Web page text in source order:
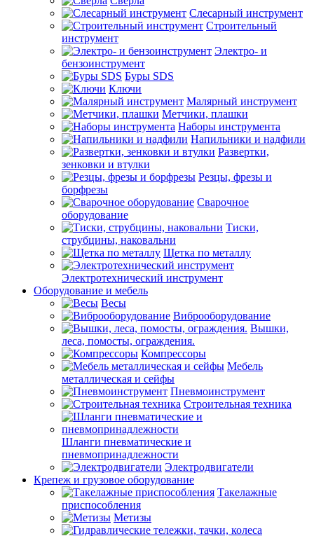
Слесарный инструмент
Строительный
инструмент
Электро- и
бензоинструмент
Буры SDS
Ключи
Малярный инструмент
Метчики, плашки
Наборы инструмента
Напильники и надфили
Развертки,
зенковки и втулки
Резцы, фрезы и
борфрезы
Сварочное
оборудование
Тиски,
струбцины, наковальни
Щетка по металлу
Электротехнический инструмент
Оборудование и мебель
Весы
Виброоборудование
Вышки,
леса, помосты, ограждения.
Компрессоры
Мебель
металлическая и сейфы
Пневмоинструмент
Строительная техника
Шланги пневматические и
пневмопринадлежности
Электродвигатели
Крепеж и грузовое оборудование
Такелажные
приспособления
Метизы